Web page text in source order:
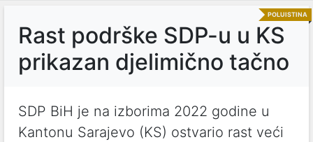
POLUISTINA
Rast podrške SDP-u u KS
prikazan djelimično tačno
SDP BiH je na izborima 2022 godine u
Kantonu Sarajevo (KS) ostvario rast veći